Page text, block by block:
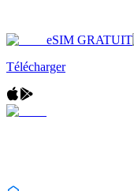
eSIM GRATUIT
Télécharger